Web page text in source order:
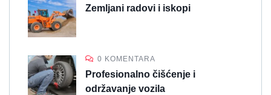
Zemljani radovi i iskopi
0 KOMENTARA
Profesionalno čišćenje i
održavanje vozila